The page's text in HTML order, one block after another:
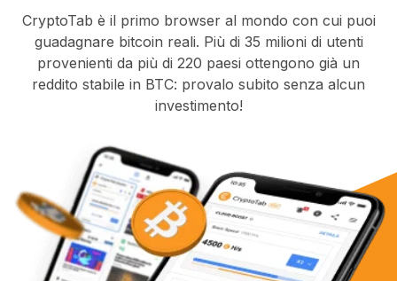
CryptoTab è il primo browser al mondo con cui puoi
guadagnare bitcoin reali. Più di 35 milioni di utenti
provenienti da più di 220 paesi ottengono già un
reddito stabile in BTC: provalo subito senza alcun
investimento!